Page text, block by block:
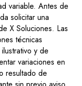
variable. Antes de
solicitar una
X Soluciones. Las
técnicas
y de
variaciones en
resultado de